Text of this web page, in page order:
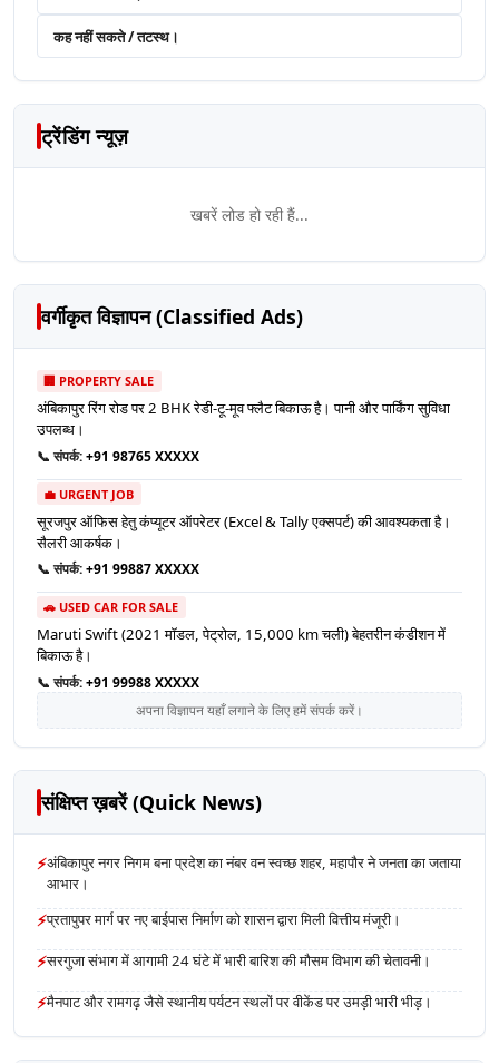
कह नहीं सकते / तटस्थ।
ट्रेंडिंग न्यूज़
खबरें लोड हो रही हैं...
वर्गीकृत विज्ञापन (Classified Ads)
🏢 PROPERTY SALE
अंबिकापुर रिंग रोड पर 2 BHK रेडी-टू-मूव फ्लैट बिकाऊ है। पानी और पार्किंग सुविधा
उपलब्ध।
📞 संपर्क:+91 98765 XXXXX
💼 URGENT JOB
सूरजपुर ऑफिस हेतु कंप्यूटर ऑपरेटर (Excel & Tally एक्सपर्ट) की आवश्यकता है।
सैलरी आकर्षक।
📞 संपर्क:+91 99887 XXXXX
🚗 USED CAR FOR SALE
Maruti Swift (2021 मॉडल, पेट्रोल, 15,000 km चली) बेहतरीन कंडीशन में
बिकाऊ है।
📞 संपर्क:+91 99988 XXXXX
अपना विज्ञापन यहाँ लगाने के लिए हमें संपर्क करें।
संक्षिप्त ख़बरें (Quick News)
⚡अंबिकापुर नगर निगम बना प्रदेश का नंबर वन स्वच्छ शहर, महापौर ने जनता का जताया
आभार।
⚡प्रतापुपर मार्ग पर नए बाईपास निर्माण को शासन द्वारा मिली वित्तीय मंजूरी।
⚡सरगुजा संभाग में आगामी 24 घंटे में भारी बारिश की मौसम विभाग की चेतावनी।
⚡मैनपाट और रामगढ़ जैसे स्थानीय पर्यटन स्थलों पर वीकेंड पर उमड़ी भारी भीड़।